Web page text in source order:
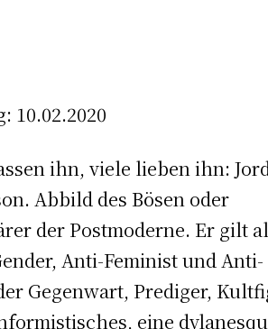
10.02.2020
ihn, viele lieben ihn:
Abbild des Bösen oder
der Postmoderne. Er gilt
Anti-Feminist und Anti-
Gegenwart, Prediger,
eine